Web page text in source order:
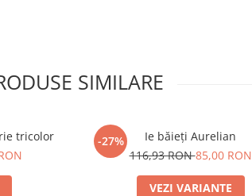
SIMILARE
tricolor
-27%
Ie băieți Aurelian
116,93 RON85,00 RON
VEZI VARIANTE